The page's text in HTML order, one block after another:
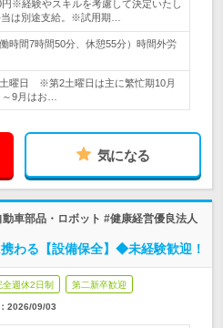
円※経験やスキルを考慮して決定いたし
は別途支給。※試用期…
時間7時間50分、休憩55分）時間外労
曜日 ※第2土曜日は主に繁忙期10月
9月はお…
気になる
車部品・ロボット #健康経営優良法人
わる【設備保全】◆未経験歓迎！
全週休2日制 第二新卒歓迎
2026/09/03